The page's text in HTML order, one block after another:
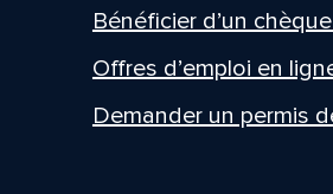
Bénéficier d’un
Offres d’emploi en
Demander un permis